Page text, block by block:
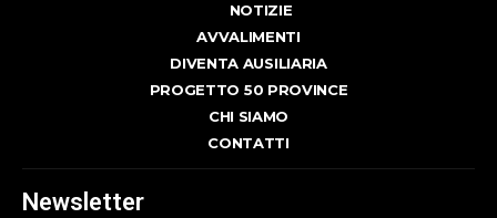
NOTIZIE
AVVALIMENTI
DIVENTA AUSILIARIA
PROGETTO 50 PROVINCE
CHI SIAMO
CONTATTI
Newsletter